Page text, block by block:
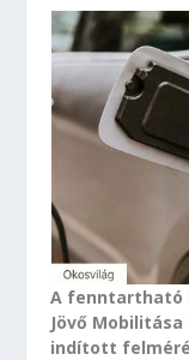
A fenntartható
Jövő
indított